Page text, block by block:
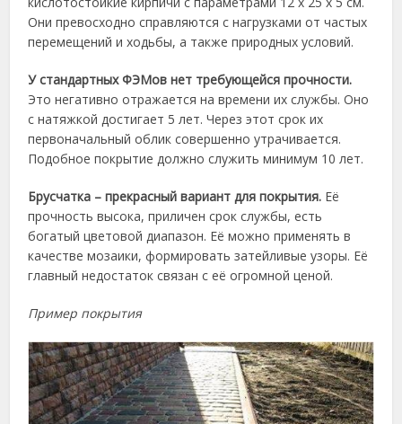
Они превосходно справляются с нагрузками от частых
перемещений и ходьбы, а также природных условий.
У стандартных ФЭМов нет требующейся прочности.
Это негативно отражается на времени их службы. Оно
с натяжкой достигает 5 лет. Через этот срок их
первоначальный облик совершенно утрачивается.
Подобное покрытие должно служить минимум 10 лет.
Брусчатка – прекрасный вариант для покрытия. Её
прочность высока, приличен срок службы, есть
богатый цветовой диапазон. Её можно применять в
качестве мозаики, формировать затейливые узоры. Её
главный недостаток связан с её огромной ценой.
Пример покрытия